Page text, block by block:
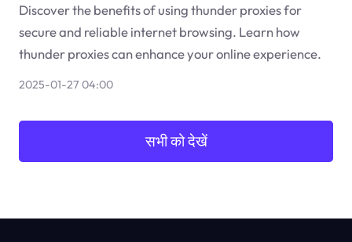
Discover the benefits of using thunder proxies for
secure and reliable internet browsing. Learn how
thunder proxies can enhance your online experience.
2025-01-27 04:00
सभी को देखें